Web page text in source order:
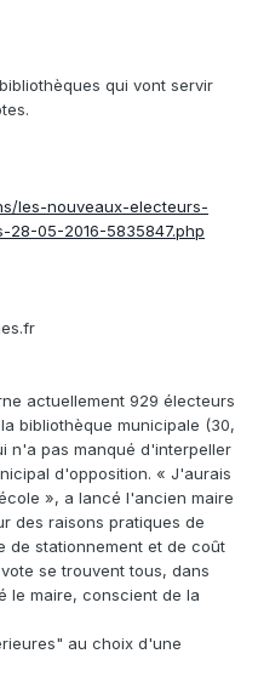
qui vont servir
les-nouveaux-electeurs-
05-2016-5835847.php
actuellement 929 électeurs
bibliothèque municipale (30,
n'a pas manqué d'interpeller
d'opposition. « J'aurais
», a lancé l'ancien maire
des raisons pratiques de
de stationnement et de coût
se trouvent tous, dans
le maire, conscient de la
au choix d'une